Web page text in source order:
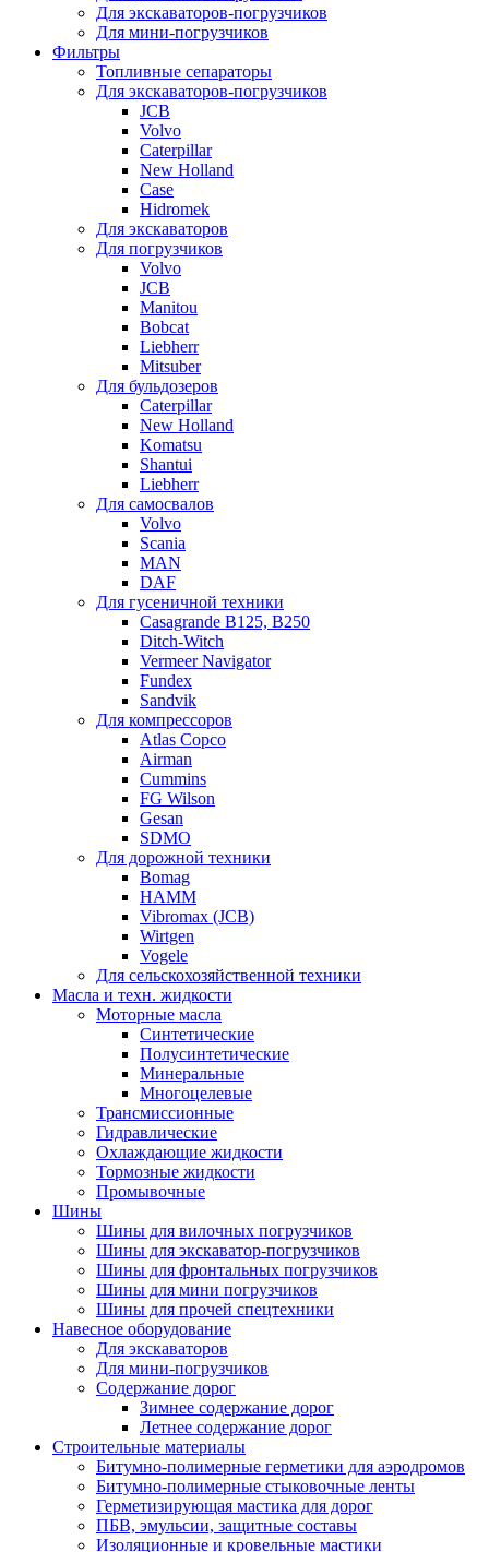
Для экскаваторов-погрузчиков
Для мини-погрузчиков
Фильтры
Топливные сепараторы
Для экскаваторов-погрузчиков
JCB
Volvo
Caterpillar
New Holland
Case
Hidromek
Для экскаваторов
Для погрузчиков
Volvo
JCB
Manitou
Bobcat
Liebherr
Mitsuber
Для бульдозеров
Caterpillar
New Holland
Komatsu
Shantui
Liebherr
Для самосвалов
Volvo
Scania
MAN
DAF
Для гусеничной техники
Casagrande B125, B250
Ditch-Witch
Vermeer Navigator
Fundex
Sandvik
Для компрессоров
Atlas Copco
Airman
Cummins
FG Wilson
Gesan
SDMO
Для дорожной техники
Bomag
HAMM
Vibromax (JCB)
Wirtgen
Vogele
Для сельскохозяйственной техники
Масла и техн. жидкости
Моторные масла
Синтетические
Полусинтетические
Минеральные
Многоцелевые
Трансмиссионные
Гидравлические
Охлаждающие жидкости
Тормозные жидкости
Промывочные
Шины
Шины для вилочных погрузчиков
Шины для экскаватор-погрузчиков
Шины для фронтальных погрузчиков
Шины для мини погрузчиков
Шины для прочей спецтехники
Навесное оборудование
Для экскаваторов
Для мини-погрузчиков
Содержание дорог
Зимнее содержание дорог
Летнее содержание дорог
Строительные материалы
Битумно-полимерные герметики для аэродромов
Битумно-полимерные стыковочные ленты
Герметизирующая мастика для дорог
ПБВ, эмульсии, защитные составы
Изоляционные и кровельные мастики